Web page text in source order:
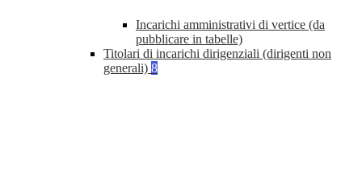
Incarichi amministrativi di vertice (da
pubblicare in tabelle)
Titolari di incarichi dirigenziali (dirigenti non
generali) 8